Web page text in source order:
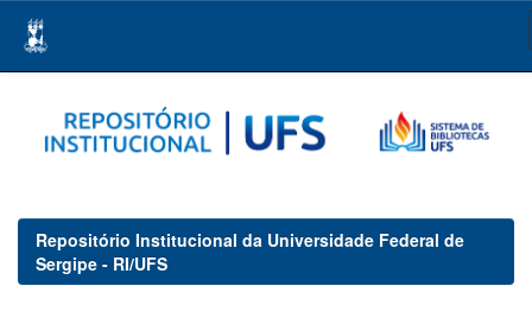
navigation
Repositório Institucional da Universidade Federal de
Sergipe - RI/UFS